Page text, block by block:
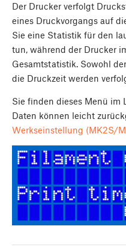
Der Drucker verfolgt
eines Druckvorgangs auf
Sie eine Statistik für den
tun, während der Drucker
Gesamtstatistik. Sowohl
die Druckzeit werden
Sie finden dieses Menü im
Daten können leicht
Werkseinstellung (MK2S/